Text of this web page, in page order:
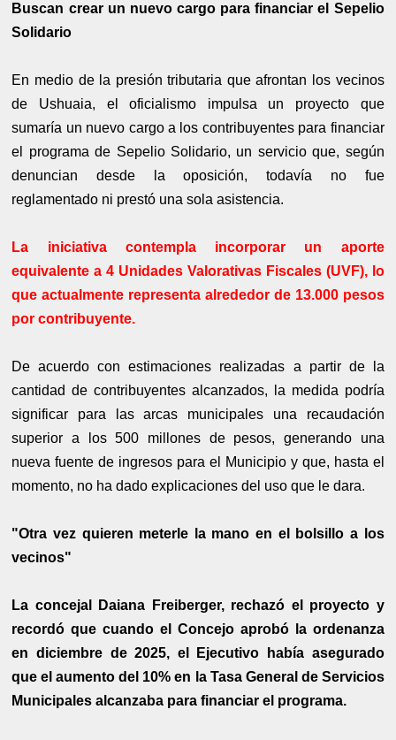
Buscan crear un nuevo cargo para financiar el Sepelio
Solidario
En medio de la presión tributaria que afrontan los vecinos
de Ushuaia, el oficialismo impulsa un proyecto que
sumaría un nuevo cargo a los contribuyentes para financiar
el programa de Sepelio Solidario, un servicio que, según
denuncian desde la oposición, todavía no fue
reglamentado ni prestó una sola asistencia.
La iniciativa contempla incorporar un aporte
equivalente a 4 Unidades Valorativas Fiscales (UVF), lo
que actualmente representa alrededor de 13.000 pesos
por contribuyente.
De acuerdo con estimaciones realizadas a partir de la
cantidad de contribuyentes alcanzados, la medida podría
significar para las arcas municipales una recaudación
superior a los 500 millones de pesos, generando una
nueva fuente de ingresos para el Municipio y que, hasta el
momento, no ha dado explicaciones del uso que le dara.
"Otra vez quieren meterle la mano en el bolsillo a los
vecinos"
La concejal Daiana Freiberger, rechazó el proyecto y
recordó que cuando el Concejo aprobó la ordenanza
en diciembre de 2025, el Ejecutivo había asegurado
que el aumento del 10% en la Tasa General de Servicios
Municipales alcanzaba para financiar el programa.